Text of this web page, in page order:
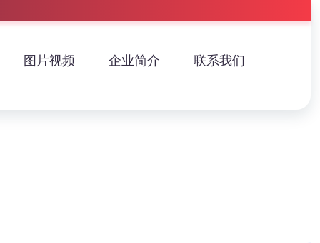
图片视频 企业简介 联系我们